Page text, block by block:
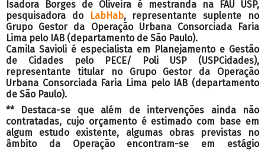
Isadora Borges de Oliveira é mestranda na FAU USP,
pesquisadora do
LabHab, representante suplente no
Grupo Gestor da Operação Urbana Consorciada Faria
Lima pelo IAB (departamento de São Paulo).
Camila Savioli é especialista em Planejamento e Gestão
de Cidades pelo PECE/ Poli USP (USPCidades),
representante titular no Grupo Gestor da Operação
Urbana Consorciada Faria Lima pelo IAB (departamento
de São Paulo).
** Destaca-se que além de intervenções ainda não
contratadas, cujo orçamento é estimado com base em
algum estudo existente, algumas obras previstas no
âmbito da Operação encontram-se em estágio